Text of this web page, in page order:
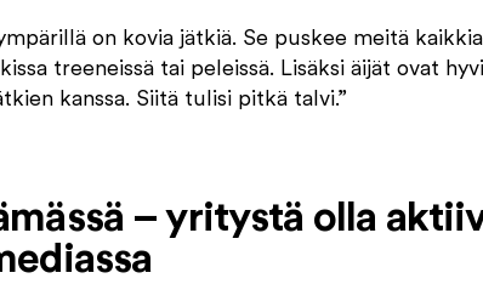
on kovia jätkiä. Se puskee meitä
treeneissä tai peleissä. Lisäksi äijät ovat
kanssa. Siitä tulisi pitkä talvi.”
– yritystä olla